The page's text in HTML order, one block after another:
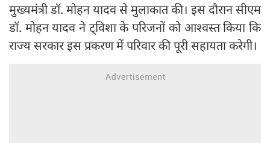
मुख्यमंत्री डॉ. मोहन यादव से मुलाकात की। इस दौरान सीएम
डॉ. मोहन यादव ने ट्विशा के परिजनों को आश्वस्त किया कि
राज्य सरकार इस प्रकरण में परिवार की पूरी सहायता करेगी।